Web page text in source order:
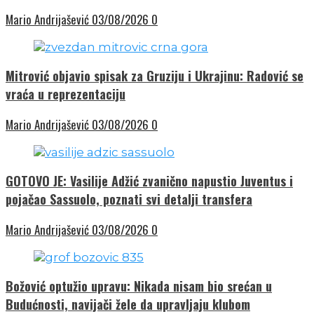
Mario Andrijašević 03/08/2026 0
Mitrović objavio spisak za Gruziju i Ukrajinu: Radović se
vraća u reprezentaciju
Mario Andrijašević 03/08/2026 0
GOTOVO JE: Vasilije Adžić zvanično napustio Juventus i
pojačao Sassuolo, poznati svi detalji transfera
Mario Andrijašević 03/08/2026 0
Božović optužio upravu: Nikada nisam bio srećan u
Budućnosti, navijači žele da upravljaju klubom